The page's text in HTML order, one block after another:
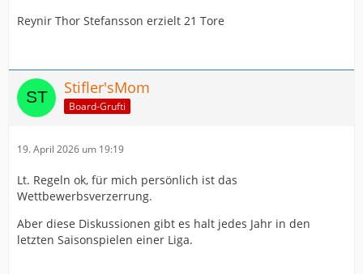
Reynir Thor Stefansson erzielt 21 Tore
Stifler'sMom
Board-Grufti
19. April 2026 um 19:19
Lt. Regeln ok, für mich persönlich ist das
Wettbewerbsverzerrung.
Aber diese Diskussionen gibt es halt jedes Jahr in den
letzten Saisonspielen einer Liga.